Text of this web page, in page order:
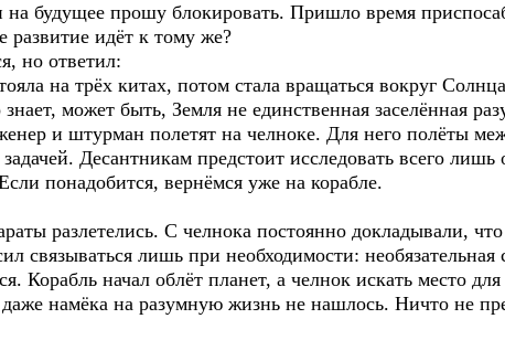
будущее прошу блокировать. Пришло время
идёт к тому же?
но ответил:
на трёх китах, потом стала вращаться вокруг
может быть, Земля не единственная заселённая
и штурман полетят на челноке. Для него полёты
Десантникам предстоит исследовать всего
понадобится, вернёмся уже на корабле.
разлетелись. С челнока постоянно докладывали,
связываться лишь при необходимости:
Корабль начал облёт планет, а челнок искать место
намёка на разумную жизнь не нашлось. Ничто не